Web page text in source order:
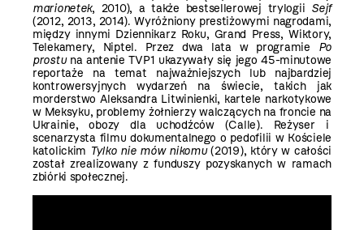
marionetek, 2010), a także bestsellerowej trylogii Sejf
(2012, 2013, 2014). Wyróżniony prestiżowymi nagrodami,
między innymi Dziennikarz Roku, Grand Press, Wiktory,
Telekamery, Niptel. Przez dwa lata w programie Po
prostuna antenie TVP1 ukazywały się jego 45-minutowe
reportaże na temat najważniejszych lub najbardziej
kontrowersyjnych wydarzeń na świecie, takich jak
morderstwo Aleksandra Litwinienki, kartele narkotykowe
w Meksyku, problemy żołnierzy walczących na froncie na
Ukrainie, obozy dla uchodźców (Calle). Reżyser i
scenarzysta filmu dokumentalnego o pedofilii w Kościele
katolickim Tylko nie mów nikomu(2019), który w całości
został zrealizowany z funduszy pozyskanych w ramach
zbiórki społecznej.